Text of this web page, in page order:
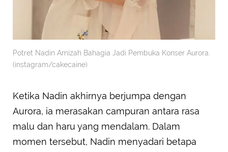
Potret Nadin Amizah Bahagia Jadi Pembuka Konser Aurora.
(instagram/cakecaine)
Ketika Nadin akhirnya berjumpa dengan
Aurora, ia merasakan campuran antara rasa
malu dan haru yang mendalam. Dalam
momen tersebut, Nadin menyadari betapa